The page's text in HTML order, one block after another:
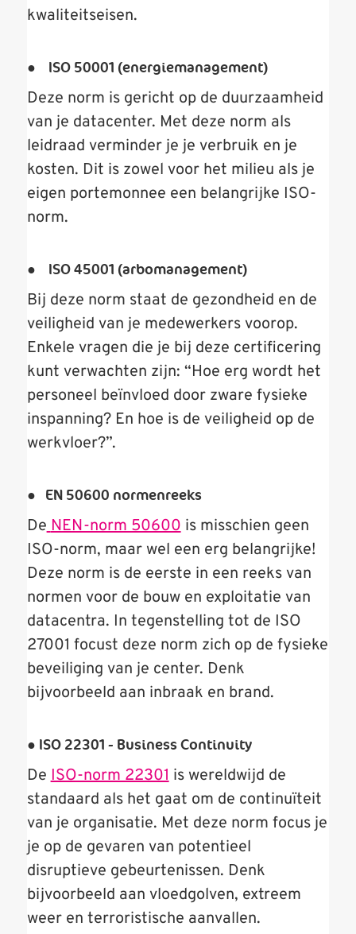
kwaliteitseisen.
● ISO 50001 (energiemanagement)
Deze norm is gericht op de duurzaamheid
van je datacenter. Met deze norm als
leidraad verminder je je verbruik en je
kosten. Dit is zowel voor het milieu als je
eigen portemonnee een belangrijke ISO-
norm.
● ISO 45001 (arbomanagement)
Bij deze norm staat de gezondheid en de
veiligheid van je medewerkers voorop.
Enkele vragen die je bij deze certificering
kunt verwachten zijn: “Hoe erg wordt het
personeel beïnvloed door zware fysieke
inspanning? En hoe is de veiligheid op de
werkvloer?”.
● EN 50600 normenreeks
DeNEN-norm 50600is misschien geen
ISO-norm, maar wel een erg belangrijke!
Deze norm is de eerste in een reeks van
normen voor de bouw en exploitatie van
datacentra. In tegenstelling tot de ISO
27001 focust deze norm zich op de fysieke
beveiliging van je center. Denk
bijvoorbeeld aan inbraak en brand.
● ISO 22301 - Business Continuity
DeISO-norm 22301is wereldwijd de
standaard als het gaat om de continuïteit
van je organisatie. Met deze norm focus je
je op de gevaren van potentieel
disruptieve gebeurtenissen. Denk
bijvoorbeeld aan vloedgolven, extreem
weer en terroristische aanvallen.